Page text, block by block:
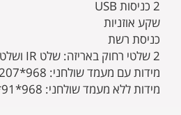
2 כניסות USB
שקע אוזניות
כניסת רשת
2 שלטי רחוק באריזה: שלט IR ושלט MAGIC
מידות עם מעמד שולחני: 968*207*609 מ"מ
מידות ללא מעמד שולחני: 968*91*566